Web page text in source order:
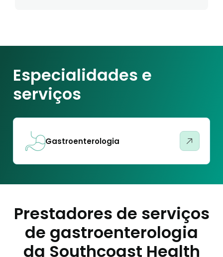
Especialidades e
serviços
Gastroenterologia
Prestadores de serviços
de gastroenterologia
da Southcoast Health